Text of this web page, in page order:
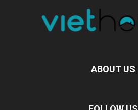
ABOUT US